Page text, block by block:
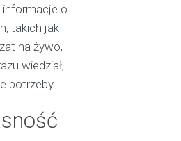
informacje o
takich jak
na żywo,
wiedział,
potrzeby.